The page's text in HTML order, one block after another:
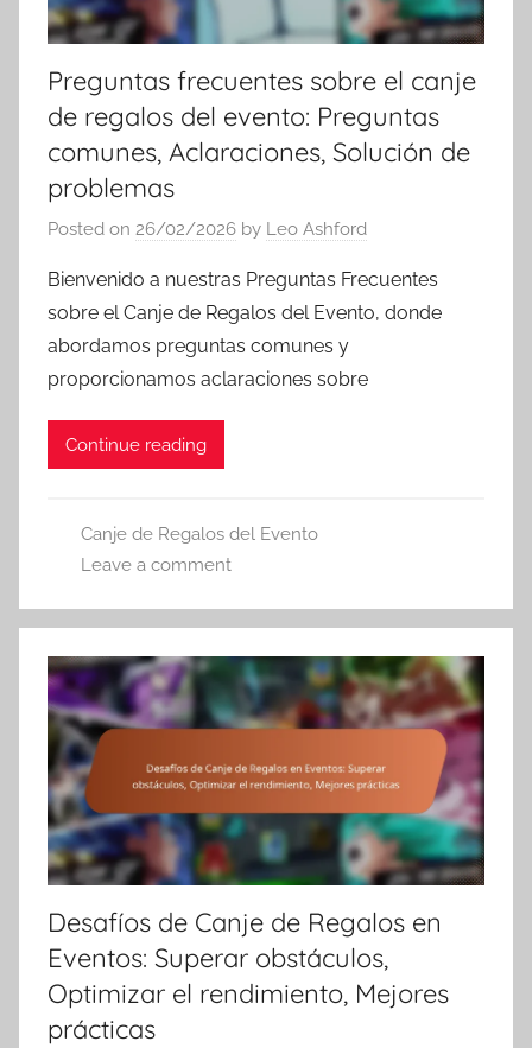
Preguntas frecuentes sobre el canje
de regalos del evento: Preguntas
comunes, Aclaraciones, Solución de
problemas
Posted on 26/02/2026 by Leo Ashford
Bienvenido a nuestras Preguntas Frecuentes
sobre el Canje de Regalos del Evento, donde
abordamos preguntas comunes y
proporcionamos aclaraciones sobre
Continue reading
Canje de Regalos del Evento
Leave a comment
Desafíos de Canje de Regalos en
Eventos: Superar obstáculos,
Optimizar el rendimiento, Mejores
prácticas